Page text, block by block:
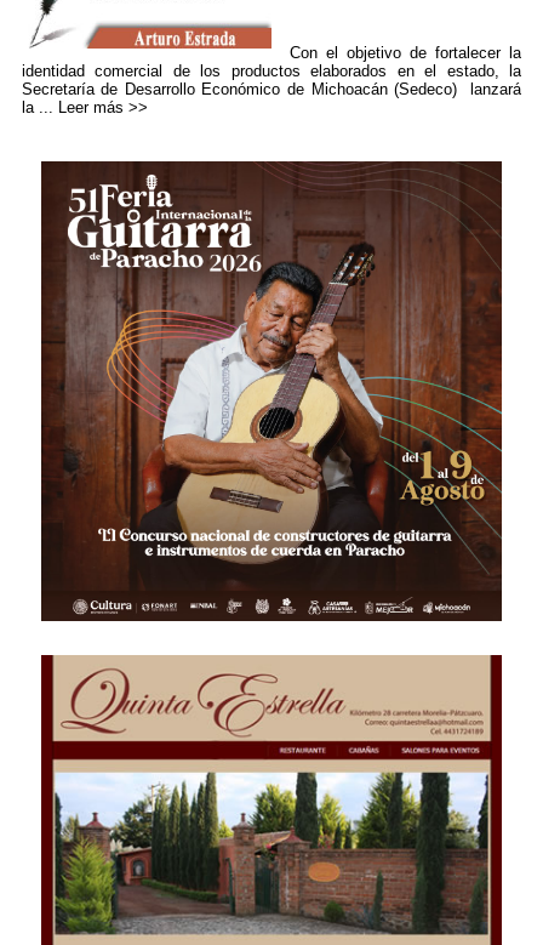
Con el objetivo de fortalecer la
identidad comercial de los productos elaborados en el estado, la
Secretaría de Desarrollo Económico de Michoacán (Sedeco) lanzará
la ... Leer más >>